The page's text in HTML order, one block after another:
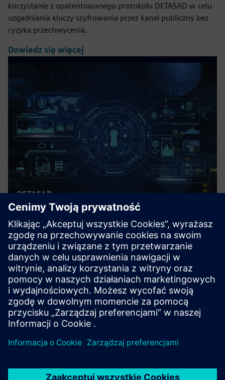
korzystanie z opatentowanego protokołu DETASAD w celu
uzgadniania kluczy szyfrowania przez kanał publiczny bez
ryzyka przechwycenia.
Dowiedz się więcej
Satellite Connectivity (DETA-
SatConnect)
Deta-SatConnect został zaprojektowany, aby zapewnić
płynną i niezawodną łączność w całej Arabii Saudyjskiej,
zapewniając Twoją firmę na bieżąco
Dowiedz się więcej